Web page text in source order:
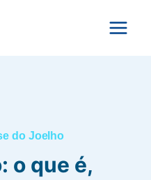
do Joelho
o que é,